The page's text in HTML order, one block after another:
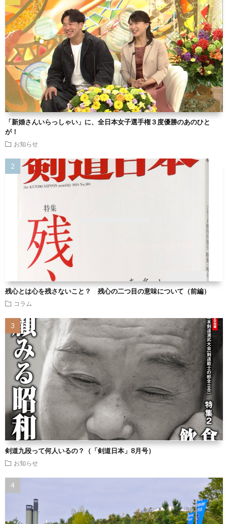
「新婚さんいらっしゃい」に、全日本女子選手権３度優勝のあのひと
が！
お知らせ
残心とは心を残さないこと？ 残心の二つ目の意味について（前編）
コラム
剣道九段って何人いるの？（「剣道日本」8月号）
お知らせ